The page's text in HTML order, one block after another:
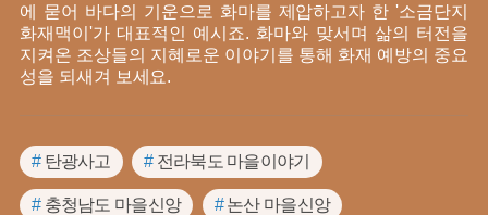
에 묻어 바다의 기운으로 화마를 제압하고자 한 '소금단지
화재맥이'가 대표적인 예시죠. 화마와 맞서며 삶의 터전을
지켜온 조상들의 지혜로운 이야기를 통해 화재 예방의 중요
성을 되새겨 보세요.
#탄광사고 #전라북도 마을이야기
#충청남도 마을신앙 #논산 마을신앙